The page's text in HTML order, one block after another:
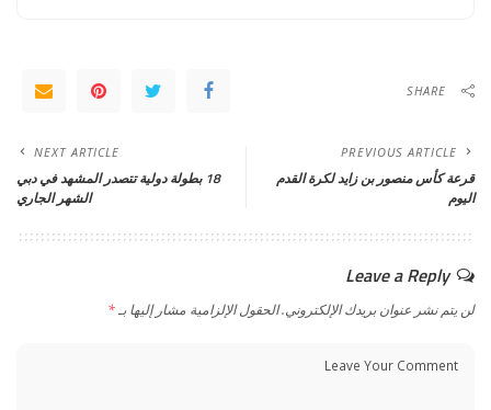
SHARE
PREVIOUS ARTICLE
قرعة كأس منصور بن زايد لكرة القدم
اليوم
NEXT ARTICLE
18 بطولة دولية تتصدر المشهد في دبي
الشهر الجاري
Leave a Reply
لن يتم نشر عنوان بريدك الإلكتروني.الحقول الإلزامية مشار إليها بـ*